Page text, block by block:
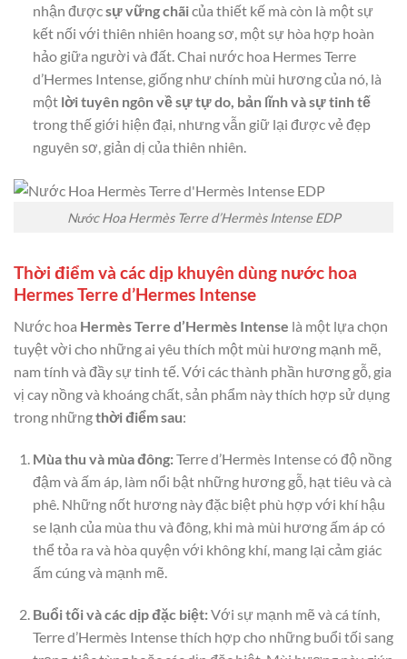
nhận đượcsự vững chãicủa thiết kế mà còn là một sự
kết nối với thiên nhiên hoang sơ, một sự hòa hợp hoàn
hảo giữa người và đất. Chai nước hoa Hermes Terre
d’Hermes Intense, giống như chính mùi hương của nó, là
một lời tuyên ngôn về sự tự do, bản lĩnh và sự tinh tế
trong thế giới hiện đại, nhưng vẫn giữ lại được vẻ đẹp
nguyên sơ, giản dị của thiên nhiên.
Nước Hoa Hermès Terre d’Hermès Intense EDP
Thời điểm và các dịp khuyên dùng nước hoa
Hermes Terre d’Hermes Intense
Nước hoa Hermès Terre d’Hermès Intense là một lựa chọn
tuyệt vời cho những ai yêu thích một mùi hương mạnh mẽ,
nam tính và đầy sự tinh tế. Với các thành phần hương gỗ, gia
vị cay nồng và khoáng chất, sản phẩm này thích hợp sử dụng
trong nhữngthời điểm sau:
Mùa thu và mùa đông:Terre d’Hermès Intense có độ nồng
đậm và ấm áp, làm nổi bật những hương gỗ, hạt tiêu và cà
phê. Những nốt hương này đặc biệt phù hợp với khí hậu
se lạnh của mùa thu và đông, khi mà mùi hương ấm áp có
thể tỏa ra và hòa quyện với không khí, mang lại cảm giác
ấm cúng và mạnh mẽ.
Buổi tối và các dịp đặc biệt:Với sự mạnh mẽ và cá tính,
Terre d’Hermès Intense thích hợp cho những buổi tối sang